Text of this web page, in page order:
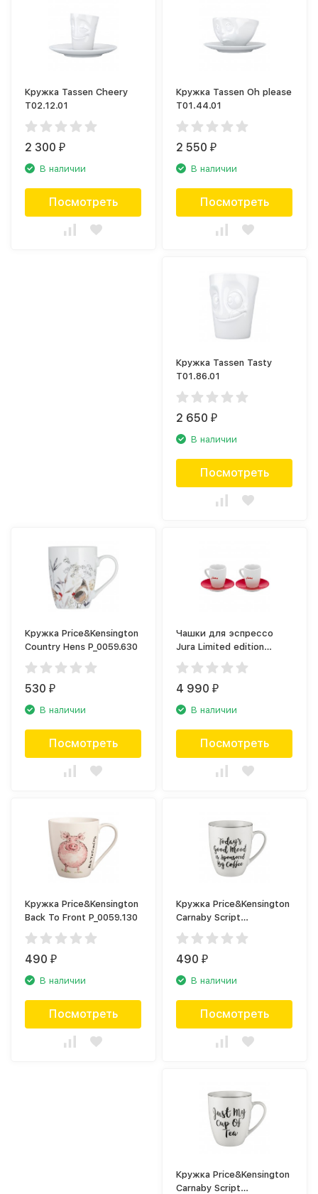
Кружка Tassen Cheery
T02.12.01
2 300₽
В наличии
Посмотреть
Кружка Tassen Oh please
T01.44.01
2 550₽
В наличии
Посмотреть
Кружка Tassen Tasty
T01.86.01
2 650₽
В наличии
Посмотреть
Кружка Price&Kensington
Country Hens P_0059.630
530₽
В наличии
Посмотреть
Чашки для эспрессо
Jura Limited edition
24034
4 990₽
В наличии
Посмотреть
Кружка Price&Kensington
Back To Front P_0059.130
490₽
В наличии
Посмотреть
Кружка Price&Kensington
Carnaby Script
P_0059.614GM
490₽
В наличии
Посмотреть
Кружка Price&Kensington
Carnaby Script